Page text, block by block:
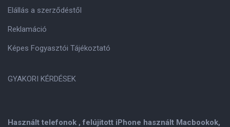
Használt telefonok , felújitott iPhone használt Macbookok,
Elállás a szerződéstől
Reklamáció
Képes Fogyasztói Tájékoztató
GYAKORI KÉRDÉSEK